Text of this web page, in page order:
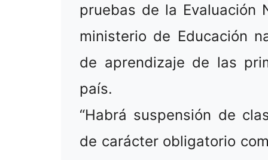
pruebas de la Evaluación
ministerio de Educación
de aprendizaje de las
país.
“Habrá suspensión de
de carácter obligatorio